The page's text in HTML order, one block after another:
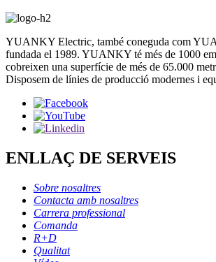
YUANKY Electric, també coneguda com
fundada el 1989. YUANKY té més de 1000
cobreixen una superfície de més de 65.000
Disposem de línies de producció modernes i
ENLLAÇ DE SERVEIS
Sobre nosaltres
Contacta amb nosaltres
Carrera professional
Comanda
R+D
Qualitat